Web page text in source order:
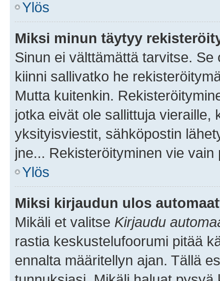
Ylös
Miksi minun täytyy
Sinun ei välttämättä tarvitse.
kiinni sallivatko he
Mutta kuitenkin.
jotka eivät ole sallittuja vieraille,
yksityisviestit, sähköpostin
jne... Rekisteröityminen vie
Ylös
Miksi kirjaudun ulos
Mikäli et valitse Kirjaudu
rastia keskustelufoorumi pitää
ennalta määritellyn ajan. Tällä